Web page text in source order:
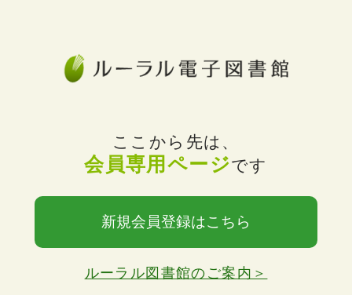
ここから先は、
会員専用ページです
新規会員登録はこちら
ルーラル図書館のご案内＞